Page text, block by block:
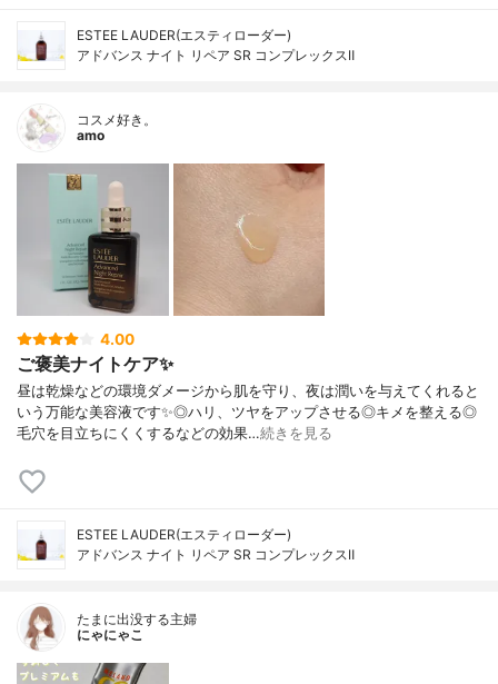
ESTEE LAUDER(エスティローダー)
アドバンス ナイト リペア SR コンプレックスⅡ
コスメ好き。
amo
4.00
ご褒美ナイトケア✨
昼は乾燥などの環境ダメージから肌を守り、夜は潤いを与えてくれると
いう万能な美容液です✨◎ハリ、ツヤをアップさせる◎キメを整える◎
毛穴を目立ちにくくするなどの効果…続きを見る
ESTEE LAUDER(エスティローダー)
アドバンス ナイト リペア SR コンプレックスⅡ
たまに出没する主婦
にゃにゃこ